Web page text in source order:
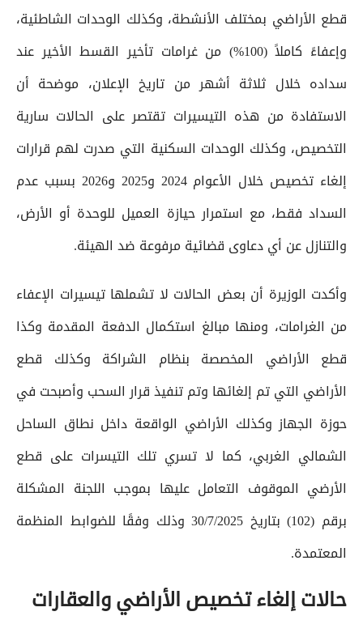
قطع الأراضي بمختلف الأنشطة، وكذلك الوحدات الشاطئية،
وإعفاءً كاملاً (100%) من غرامات تأخير القسط الأخير عند
سداده خلال ثلاثة أشهر من تاريخ الإعلان، موضحة أن
الاستفادة من هذه التيسيرات تقتصر على الحالات سارية
التخصيص، وكذلك الوحدات السكنية التي صدرت لهم قرارات
إلغاء تخصيص خلال الأعوام 2024 و2025 و2026 بسبب عدم
السداد فقط، مع استمرار حيازة العميل للوحدة أو الأرض،
والتنازل عن أي دعاوى قضائية مرفوعة ضد الهيئة.
وأكدت الوزيرة أن بعض الحالات لا تشملها تيسيرات الإعفاء
من الغرامات، ومنها مبالغ استكمال الدفعة المقدمة وكذا
قطع الأراضي المخصصة بنظام الشراكة وكذلك قطع
الأراضي التي تم إلغائها وتم تنفيذ قرار السحب وأصبحت في
حوزة الجهاز وكذلك الأراضي الواقعة داخل نطاق الساحل
الشمالي الغربي، كما لا تسري تلك التيسرات على قطع
الأرضي الموقوف التعامل عليها بموجب اللجنة المشكلة
برقم (102) بتاريخ 30/7/2025 وذلك وفقًا للضوابط المنظمة
المعتمدة.
حالات إلغاء تخصيص الأراضي والعقارات